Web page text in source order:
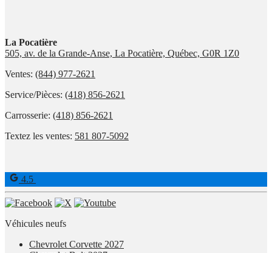
La Pocatière
505, av. de la Grande-Anse, La Pocatière, Québec, G0R 1Z0
Ventes: (844) 977-2621
Service/Pièces: (418) 856-2621
Carrosserie: (418) 856-2621
Textez les ventes: 581 807-5092
4.5
Véhicules neufs
Chevrolet Corvette 2027